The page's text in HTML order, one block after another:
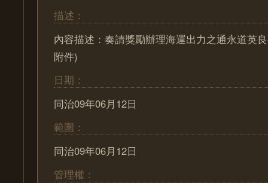
描述：
內容描述：奏請獎勵辦理海運出力之通永道英
附件)
日期：
同治09年06月12日
範圍：
同治09年06月12日
管理權：